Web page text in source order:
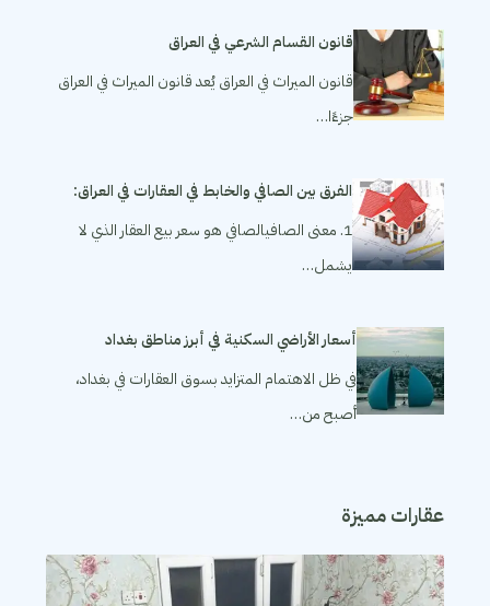
قانون القسام الشرعي في العراق
قانون الميراث في العراق يُعد قانون الميراث في العراق
جزءًا…
الفرق بين الصافي والخابط في العقارات في العراق:
1. معنى الصافيالصافي هو سعر بيع العقار الذي لا
يشمل…
أسعار الأراضي السكنية في أبرز مناطق بغداد
في ظل الاهتمام المتزايد بسوق العقارات في بغداد،
أصبح من…
عقارات مميزة